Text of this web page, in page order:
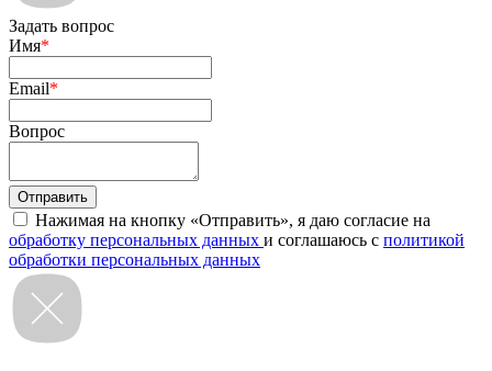
Задать вопрос
Имя*
Email*
Вопрос
Нажимая на кнопку «Отправить», я даю согласие на
обработку персональных данных и соглашаюсь с политикой
обработки персональных данных